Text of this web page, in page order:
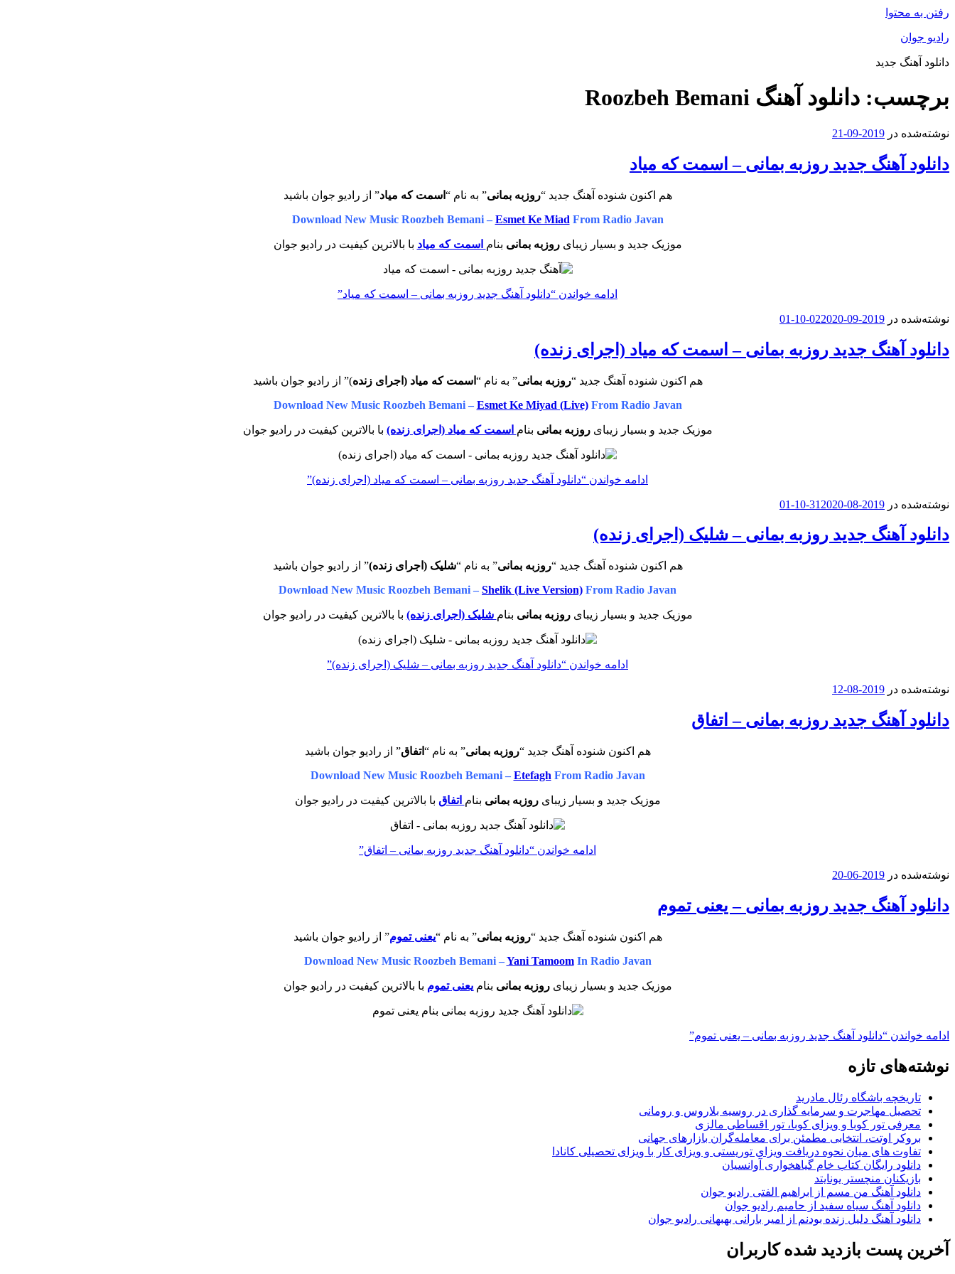
رفتن به محتوا
رادیو جوان
دانلود آهنگ جدید
برچسب: دانلود آهنگ Roozbeh Bemani
نوشته‌شده در 2019-09-21
دانلود آهنگ جدید روزبه بمانی – اسمت که میاد
هم اکنون شنوده آهنگ جدید “روزبه بمانی” به نام “ اسمت که میاد” از رادیو جوان باشید
Download New Music Roozbeh Bemani – Esmet Ke Miad From Radio Javan
موزیک جدید و بسیار زیبای روزبه بمانی بنام اسمت که میاد با بالاترین کیفیت در رادیو جوان
ادامه خواندن “دانلود آهنگ جدید روزبه بمانی – اسمت که میاد”
نوشته‌شده در 2019-09-02
2020-10-01
دانلود آهنگ جدید روزبه بمانی – اسمت که میاد (اجرای زنده)
هم اکنون شنوده آهنگ جدید “روزبه بمانی” به نام “ اسمت که میاد (اجرای زنده)” از رادیو جوان باشید
Download New Music Roozbeh Bemani – Esmet Ke Miyad (Live)From Radio Javan
موزیک جدید و بسیار زیبای روزبه بمانی بنام اسمت که میاد (اجرای زنده) با بالاترین کیفیت در رادیو جوان
ادامه خواندن “دانلود آهنگ جدید روزبه بمانی – اسمت که میاد (اجرای زنده)”
نوشته‌شده در 2019-08-31
2020-10-01
دانلود آهنگ جدید روزبه بمانی – شلیک (اجرای زنده)
هم اکنون شنوده آهنگ جدید “روزبه بمانی” به نام “شلیک (اجرای زنده)” از رادیو جوان باشید
Download New Music Roozbeh Bemani – Shelik (Live Version) From Radio Javan
موزیک جدید و بسیار زیبای روزبه بمانی بنام شلیک (اجرای زنده) با بالاترین کیفیت در رادیو جوان
ادامه خواندن “دانلود آهنگ جدید روزبه بمانی – شلیک (اجرای زنده)”
نوشته‌شده در 2019-08-12
دانلود آهنگ جدید روزبه بمانی – اتفاق
هم اکنون شنوده آهنگ جدید “روزبه بمانی” به نام “اتفاق” از رادیو جوان باشید
Download New Music Roozbeh Bemani – Etefagh From Radio Javan
موزیک جدید و بسیار زیبای روزبه بمانی بنام اتفاق با بالاترین کیفیت در رادیو جوان
ادامه خواندن “دانلود آهنگ جدید روزبه بمانی – اتفاق”
نوشته‌شده در 2019-06-20
دانلود آهنگ جدید روزبه بمانی – یعنی تموم
هم اکنون شنوده آهنگ جدید “روزبه بمانی” به نام “یعنی تموم” از رادیو جوان باشید
Download New Music Roozbeh Bemani –Yani TamoomIn Radio Javan
موزیک جدید و بسیار زیبای روزبه بمانی بنام یعنی تموم با بالاترین کیفیت در رادیو جوان
ادامه خواندن “دانلود آهنگ جدید روزبه بمانی – یعنی تموم”
نوشته‌های تازه
تاریخچه باشگاه رئال مادرید
تحصیل مهاجرت و سرمایه گذاری در روسیه بلاروس و رومانی
معرفی تور کوبا و ویزای کوبا، تور اقساطی مالزی
بروکر اوتت، انتخابی مطمئن برای معامله‌گران بازارهای جهانی
تفاوت های میان نحوه دریافت ویزای توریستی و ویزای کار با ویزای تحصیلی کانادا
دانلود رایگان کتاب خام گیاهخواری آوانسیان
بازیکنان منچستر یونایتد
دانلود آهنگ من مسم از ابراهیم الفتی رادیو جوان
دانلود آهنگ سیاه سفید از حامیم رادیو جوان
دانلود آهنگ دلیل زنده بودنم از امیر بارانی بهبهانی رادیو جوان
آخرین پست بازدید شده کاربران